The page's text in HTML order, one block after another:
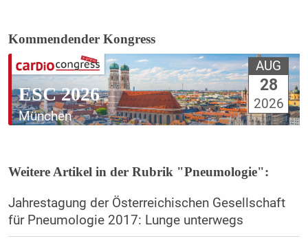
Kommendender Kongress
ESC 2026
München
AUG
28
2026
Weitere Artikel in der Rubrik "Pneumologie":
Jahrestagung der Österreichischen Gesellschaft
für Pneumologie 2017: Lunge unterwegs